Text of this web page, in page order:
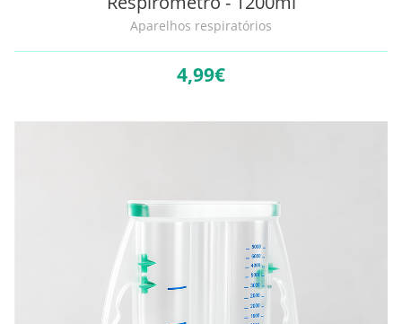
Aparelhos respiratórios
4,99€